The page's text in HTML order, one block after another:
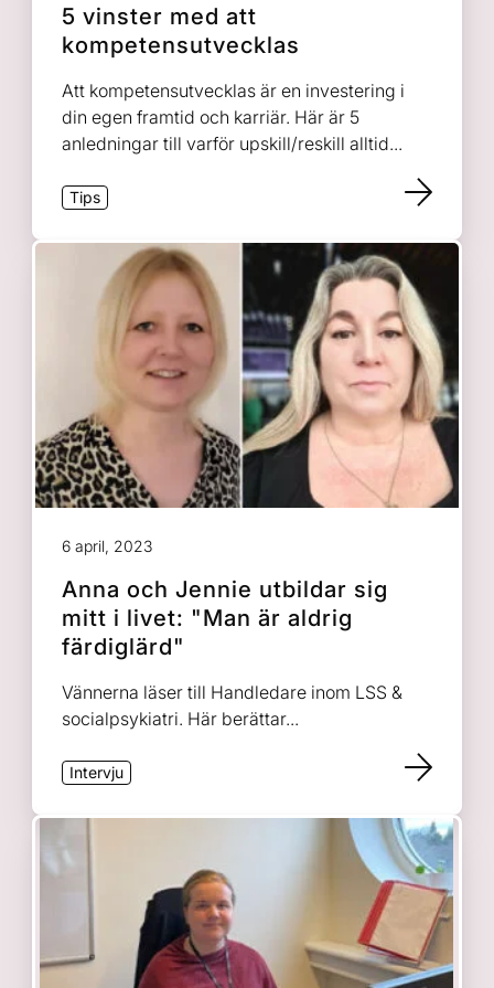
5 vinster med att
kompetensutvecklas
Att kompetensutvecklas är en investering i
din egen framtid och karriär. Här är 5
anledningar till varför upskill/reskill alltid...
Tips
6 april, 2023
Anna och Jennie utbildar sig
mitt i livet: "Man är aldrig
färdiglärd"
Vännerna läser till Handledare inom LSS &
socialpsykiatri. Här berättar...
Intervju